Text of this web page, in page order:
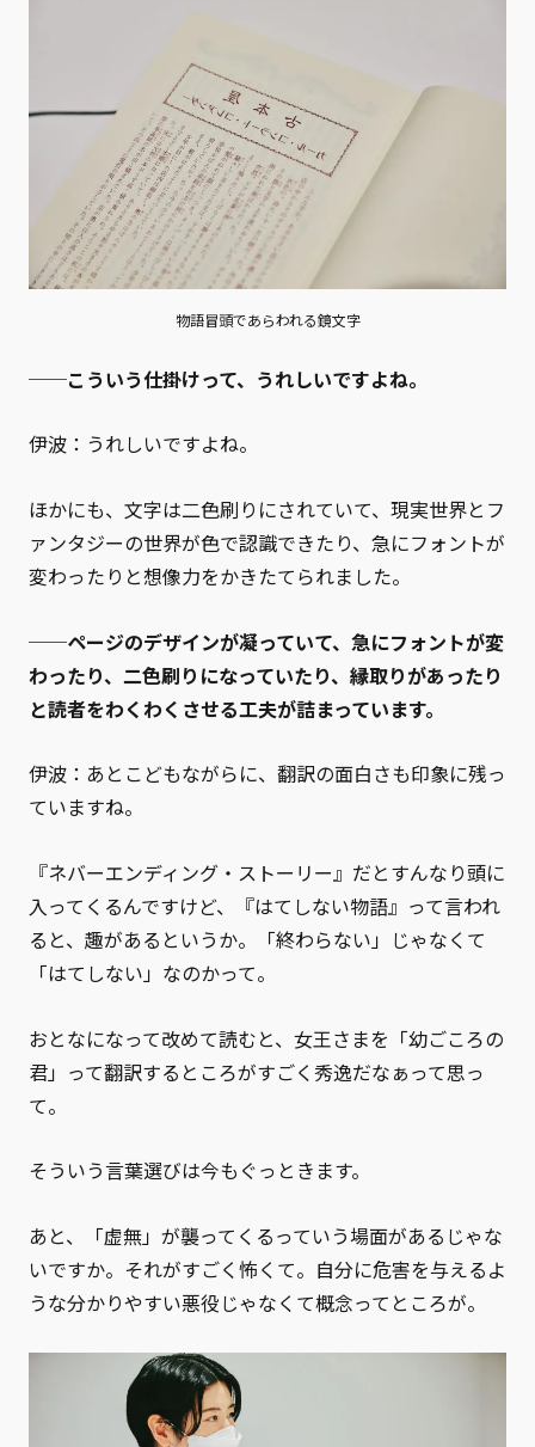
物語冒頭であらわれる鏡文字
──こういう仕掛けって、うれしいですよね。
伊波：うれしいですよね。
ほかにも、文字は二色刷りにされていて、現実世界とフ
ァンタジーの世界が色で認識できたり、急にフォントが
変わったりと想像力をかきたてられました。
──ページのデザインが凝っていて、急にフォントが変
わったり、二色刷りになっていたり、縁取りがあったり
と読者をわくわくさせる工夫が詰まっています。
伊波：あとこどもながらに、翻訳の面白さも印象に残っ
ていますね。
『ネバーエンディング・ストーリー』だとすんなり頭に
入ってくるんですけど、『はてしない物語』って言われ
ると、趣があるというか。「終わらない」じゃなくて
「はてしない」なのかって。
おとなになって改めて読むと、女王さまを「幼ごころの
君」って翻訳するところがすごく秀逸だなぁって思っ
て。
そういう言葉選びは今もぐっときます。
あと、「虚無」が襲ってくるっていう場面があるじゃな
いですか。それがすごく怖くて。自分に危害を与えるよ
うな分かりやすい悪役じゃなくて概念ってところが。